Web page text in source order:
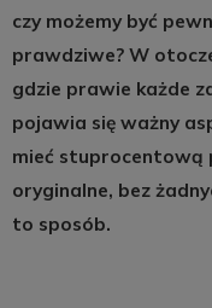
czy możemy być
prawdziwe? W
gdzie prawie każde
pojawia się ważny
mieć stuprocentową
oryginalne, bez
to sposób.